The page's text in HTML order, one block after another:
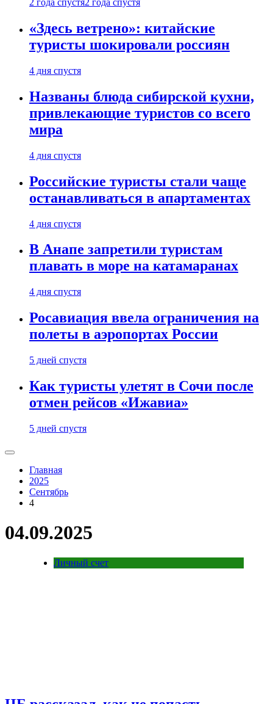
2 года спустя2 года спустя
«Здесь ветрено»: китайские
туристы шокировали россиян
4 дня спустя
Названы блюда сибирской кухни,
привлекающие туристов со всего
мира
4 дня спустя
Российские туристы стали чаще
останавливаться в апартаментах
4 дня спустя
В Анапе запретили туристам
плавать в море на катамаранах
4 дня спустя
Росавиация ввела ограничения на
полеты в аэропортах России
5 дней спустя
Как туристы улетят в Сочи после
отмен рейсов «Ижавиа»
5 дней спустя
Главная
2025
Сентябрь
4
04.09.2025
Личный счет